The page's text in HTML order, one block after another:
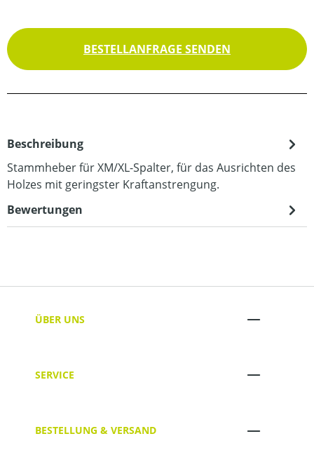
BESTELLANFRAGE SENDEN
Beschreibung
Stammheber für XM/XL-Spalter, für das Ausrichten des
Holzes mit geringster Kraftanstrengung.
Bewertungen
ÜBER UNS
SERVICE
BESTELLUNG & VERSAND